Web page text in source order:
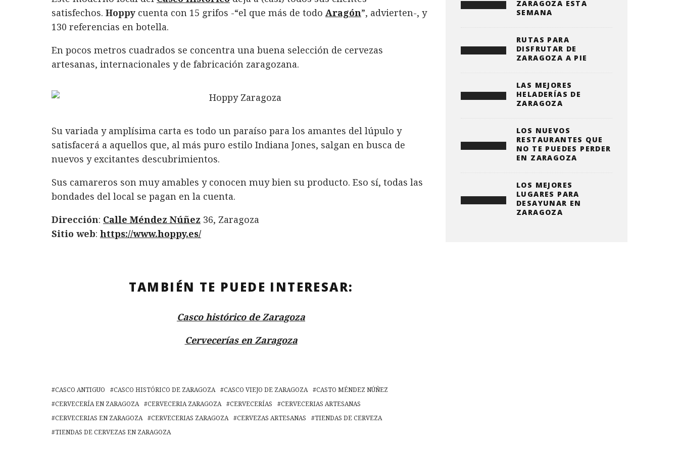
c
e
b
o
o
it
te
r
n
k
e
d
I
at
s
A
p
p
ai
l
m
p
rt
ir
satisfechos. Hoppy cuenta con 15 grifos -“el que más de todo Aragón”, advierten-, y
130 referencias en botella.
En pocos metros cuadrados se concentra una buena selección de cervezas
artesanas, internacionales y de fabricación zaragozana.
Su variada y amplísima carta es todo un paraíso para los amantes del lúpulo y
satisfacerá a aquellos que, al más puro estilo Indiana Jones, salgan en busca de
nuevos y excitantes descubrimientos.
Sus camareros son muy amables y conocen muy bien su producto. Eso sí, todas las
bondades del local se pagan en la cuenta.
Dirección: Calle Méndez Núñez 36, Zaragoza
Sitio web: https://www.hoppy.es/
TAMBIÉN TE PUEDE INTERESAR:
Casco histórico de Zaragoza
Cervecerías en Zaragoza
CASCO ANTIGUO CASCO HISTÓRICO DE ZARAGOZA CASCO VIEJO DE ZARAGOZA
CASTO MÉNDEZ NÚÑEZ
CERVECERÍA EN ZARAGOZA
CERVECERIA ZARAGOZA CERVECERÍAS
CERVECERIAS ARTESANAS
CERVECERIAS EN ZARAGOZA
CERVECERIAS ZARAGOZA CERVEZAS ARTESANAS
TIENDAS DE CERVEZA
TIENDAS DE CERVEZAS EN ZARAGOZA
ZARAGOZA ESTA
SEMANA
RUTAS PARA
DISFRUTAR DE
ZARAGOZA A PIE
LAS MEJORES
HELADERÍAS DE
ZARAGOZA
LOS NUEVOS
RESTAURANTES QUE
NO TE PUEDES PERDER
EN ZARAGOZA
LOS MEJORES
LUGARES PARA
DESAYUNAR EN
ZARAGOZA